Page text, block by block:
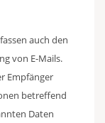
auch den
von E-Mails.
Empfänger
betreffend
Daten